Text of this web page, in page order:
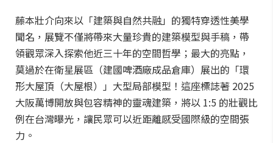
藤本壯介向來以「建築與自然共融」的獨特穿透性美學
聞名，展覽不僅將帶來大量珍貴的建築模型與手稿，帶
領觀眾深入探索他近三十年的空間哲學；最大的亮點，
莫過於在衛星展區（建國啤酒廠成品倉庫）展出的「環
形大屋頂（大屋根）」大型局部模型！這座標誌著 2025
大阪萬博開放與包容精神的靈魂建築，將以 1:5 的壯觀比
例在台灣曝光，讓民眾可以近距離感受國際級的空間張
力。